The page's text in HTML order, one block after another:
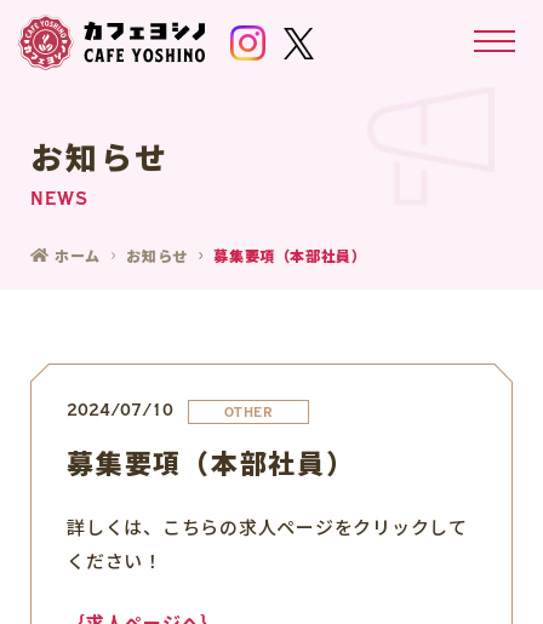
お知らせ
NEWS
ホーム お知らせ 募集要項（本部社員）
2024/07/10 OTHER
募集要項（本部社員）
詳しくは、こちらの求人ページをクリックして
ください！